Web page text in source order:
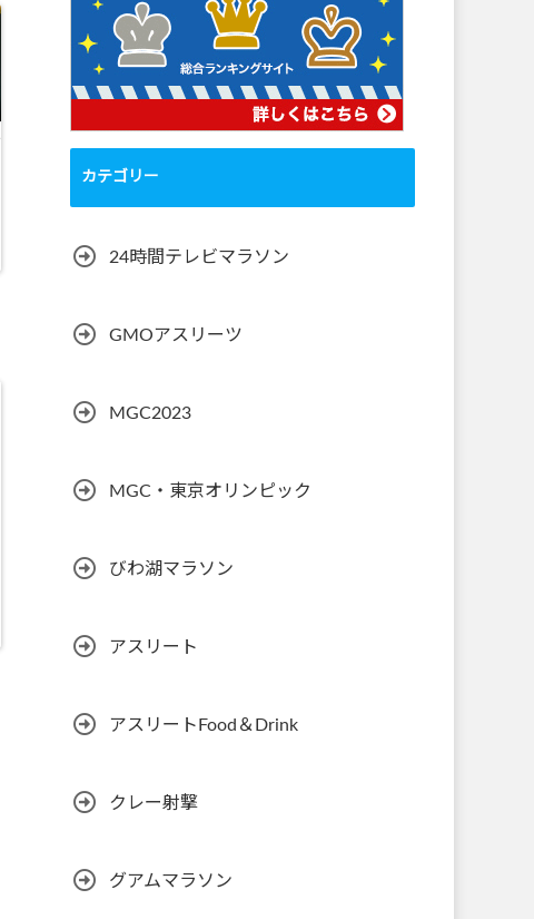
カテゴリー
24時間テレビマラソン
GMOアスリーツ
MGC2023
MGC・東京オリンピック
びわ湖マラソン
アスリート
アスリートFood＆Drink
クレー射撃
グアムマラソン